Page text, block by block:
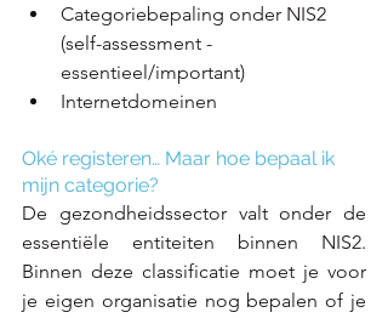
Categoriebepaling onder NIS2
(self-assessment -
essentieel/important)
Internetdomeinen
Oké registeren… Maar hoe bepaal ik
mijn categorie?
De gezondheidssector valt onder de
essentiële entiteiten binnen NIS2.
Binnen deze classificatie moet je voor
je eigen organisatie nog bepalen of je